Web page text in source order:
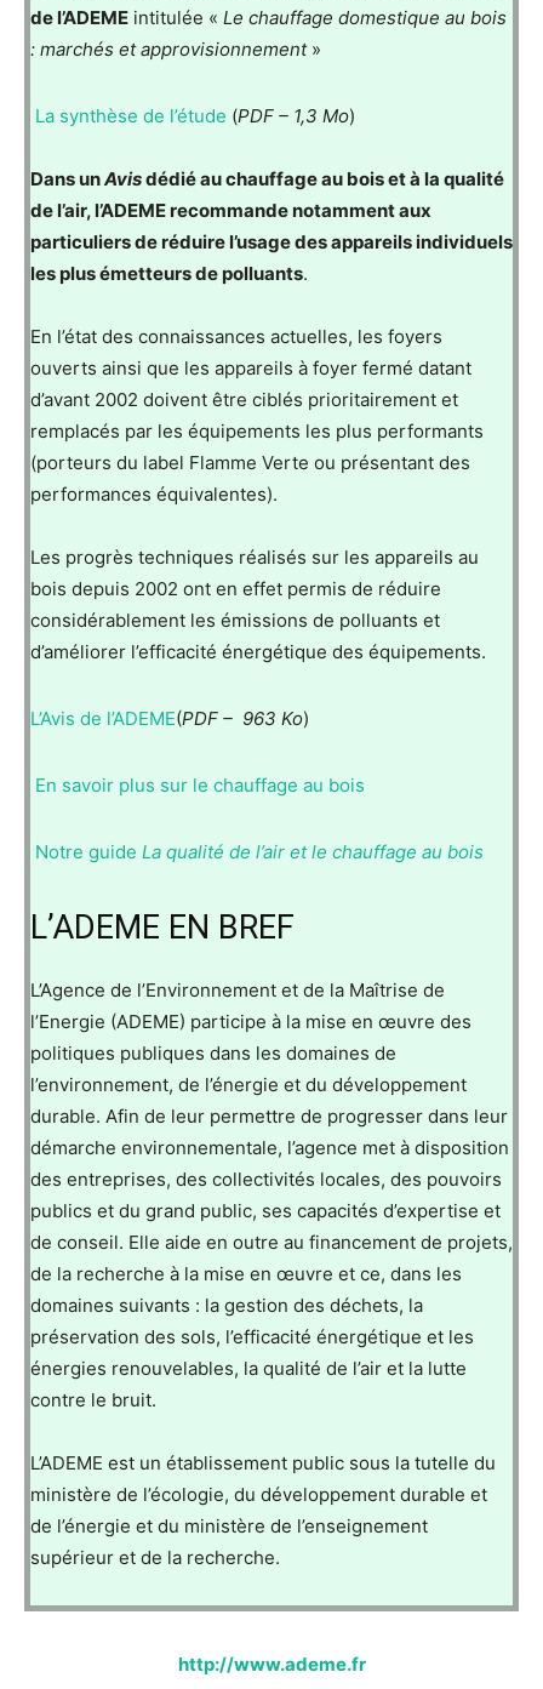
de l’ADEME intitulée « Le chauffage domestique au bois
: marchés et approvisionnement»
La synthèse de l’étude (PDF – 1,3 Mo)
Dans unAvisdédié au chauffage au bois et à la qualité
de l’air, l’ADEME recommande notamment aux
particuliers de réduire l’usage des appareils individuels
les plus émetteurs de polluants.
En l’état des connaissances actuelles, les foyers
ouverts ainsi que les appareils à foyer fermé datant
d’avant 2002 doivent être ciblés prioritairement et
remplacés par les équipements les plus performants
(porteurs du label Flamme Verte ou présentant des
performances équivalentes).
Les progrès techniques réalisés sur les appareils au
bois depuis 2002 ont en effet permis de réduire
considérablement les émissions de polluants et
d’améliorer l’efficacité énergétique des équipements.
L’Avis de l’ADEME(PDF – 963 Ko)
En savoir plus sur le chauffage au bois
Notre guide La qualité de l’air et le chauffage au bois
L’ADEME EN BREF
L’Agence de l’Environnement et de la Maîtrise de
l’Energie (ADEME) participe à la mise en œuvre des
politiques publiques dans les domaines de
l’environnement, de l’énergie et du développement
durable. Afin de leur permettre de progresser dans leur
démarche environnementale, l’agence met à disposition
des entreprises, des collectivités locales, des pouvoirs
publics et du grand public, ses capacités d’expertise et
de conseil. Elle aide en outre au financement de projets,
de la recherche à la mise en œuvre et ce, dans les
domaines suivants : la gestion des déchets, la
préservation des sols, l’efficacité énergétique et les
énergies renouvelables, la qualité de l’air et la lutte
contre le bruit.
L’ADEME est un établissement public sous la tutelle du
ministère de l’écologie, du développement durable et
de l’énergie et du ministère de l’enseignement
supérieur et de la recherche.
http://www.ademe.fr